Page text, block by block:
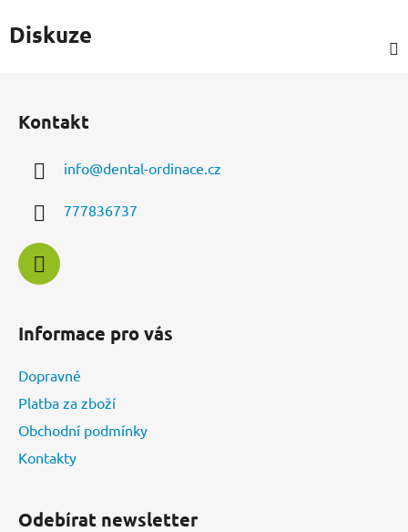
Diskuze
Kontakt
info@dental-ordinace.cz
777836737
Informace pro vás
Dopravné
Platba za zboží
Obchodní podmínky
Kontakty
Odebírat newsletter